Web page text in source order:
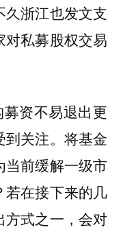
浙江也发文支
私募股权交易
资不易退出更
关注。将基金
当前缓解一级市
若在接下来的几
方式之一，会对